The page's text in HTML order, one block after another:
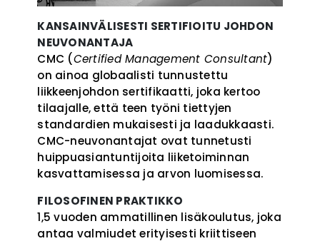
KANSAINVÄLISESTI SERTIFIOITU JOHDON
NEUVONANTAJA
CMC (Certified Management Consultant)
on ainoa globaalisti tunnustettu
liikkeenjohdon sertifikaatti, joka kertoo
tilaajalle, että teen työni tiettyjen
standardien mukaisesti ja laadukkaasti.
CMC-neuvonantajat ovat tunnetusti
huippuasiantuntijoita liiketoiminnan
kasvattamisessa ja arvon luomisessa.
FILOSOFINEN PRAKTIKKO
1,5 vuoden ammatillinen lisäkoulutus, joka
antaa valmiudet erityisesti kriittiseen